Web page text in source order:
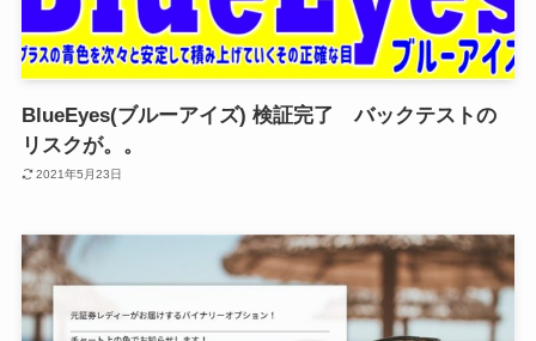
BlueEyes(ブルーアイズ) 検証完了 バックテストの
リスクが。。
2021年5月23日